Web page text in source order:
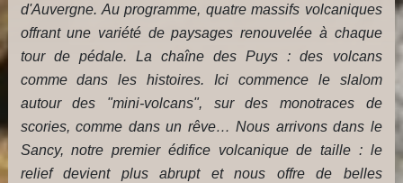
d'Auvergne. Au programme, quatre massifs volcaniques
offrant une variété de paysages renouvelée à chaque
tour de pédale. La chaîne des Puys : des volcans
comme dans les histoires. Ici commence le slalom
autour des "mini-volcans", sur des monotraces de
scories, comme dans un rêve… Nous arrivons dans le
Sancy, notre premier édifice volcanique de taille : le
relief devient plus abrupt et nous offre de belles